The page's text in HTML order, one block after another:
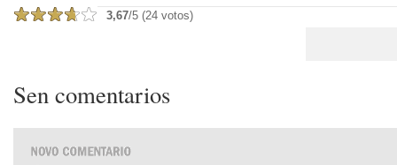
3,67/5 (24 votos)
Sen comentarios